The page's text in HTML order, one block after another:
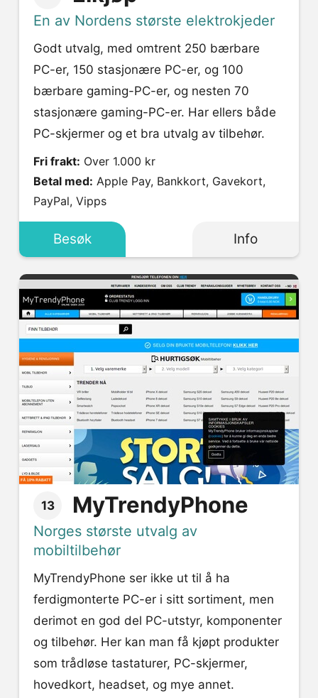
En av Nordens største elektrokjeder
Godt utvalg, med omtrent 250 bærbare
PC-er, 150 stasjonære PC-er, og 100
bærbare gaming-PC-er, og nesten 70
stasjonære gaming-PC-er. Har ellers både
PC-skjermer og et bra utvalg av tilbehør.
Fri frakt: Over 1.000 kr
Betal med:
PayPal, Vipps
Besøk Info
13 MyTrendyPhone
Norges største utvalg av
mobiltilbehør
MyTrendyPhone ser ikke ut til å ha
ferdigmonterte PC-er i sitt sortiment, men
derimot en god del PC-utstyr, komponenter
og tilbehør. Her kan man få kjøpt produkter
som trådløse tastaturer, PC-skjermer,
hovedkort, headset, og mye annet.